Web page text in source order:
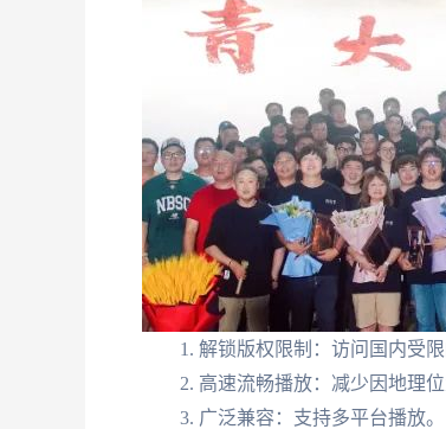
解锁版权限制：访问国内受限
高速流畅播放：减少因地理位
广泛兼容：支持多平台播放。